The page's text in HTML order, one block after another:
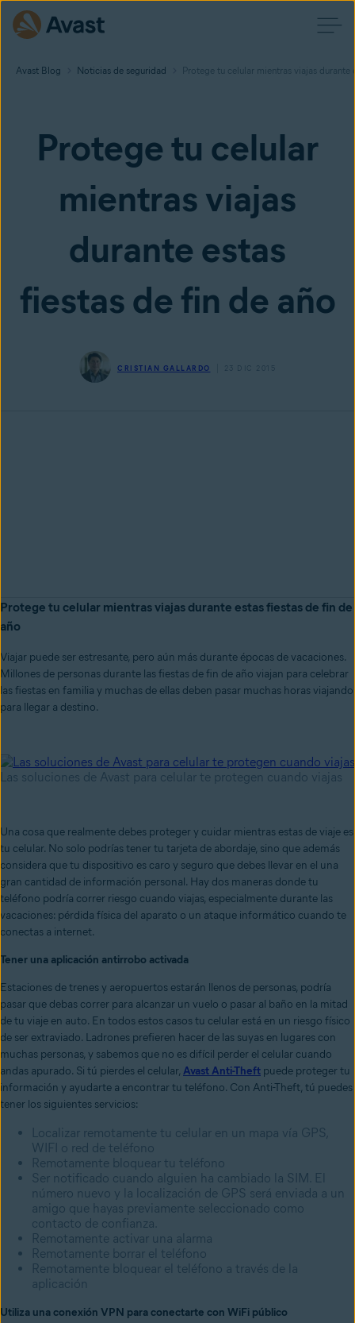
Avast Blog Noticias de seguridad Protege tu celular mientras viajas durante
Protege tu celular
mientras viajas
durante estas
fiestas de fin de año
CRISTIAN GALLARDO 23 DIC 2015
Protege tu celular mientras viajas durante estas fiestas de fin de
año
Viajar puede ser estresante, pero aún más durante épocas de vacaciones.
Millones de personas durante las fiestas de fin de año viajan para celebrar
las fiestas en familia y muchas de ellas deben pasar muchas horas viajando
para llegar a destino.
Las soluciones de Avast para celular te protegen cuando viajas
Una cosa que realmente debes proteger y cuidar mientras estas de viaje es
tu celular. No solo podrías tener tu tarjeta de abordaje, sino que además
considera que tu dispositivo es caro y seguro que debes llevar en el una
gran cantidad de información personal. Hay dos maneras donde tu
teléfono podría correr riesgo cuando viajas, especialmente durante las
vacaciones: pérdida física del aparato o un ataque informático cuando te
conectas a internet.
Tener una aplicación antirrobo activada
Estaciones de trenes y aeropuertos estarán llenos de personas, podría
pasar que debas correr para alcanzar un vuelo o pasar al baño en la mitad
de tu viaje en auto. En todos estos casos tu celular está en un riesgo físico
de ser extraviado. Ladrones prefieren hacer de las suyas en lugares con
muchas personas, y sabemos que no es difícil perder el celular cuando
andas apurado. Si tú pierdes el celular, Avast Anti-Theft puede proteger tu
información y ayudarte a encontrar tu teléfono. Con Anti-Theft, tú puedes
tener los siguientes servicios:
Localizar remotamente tu celular en un mapa vía GPS,
WIFI o red de teléfono
Remotamente bloquear tu teléfono
Ser notificado cuando alguien ha cambiado la SIM. El
número nuevo y la localización de GPS será enviada a un
amigo que hayas previamente seleccionado como
contacto de confianza.
Remotamente activar una alarma
Remotamente borrar el teléfono
Remotamente bloquear el teléfono a través de la
aplicación
Utiliza una conexión VPN para conectarte con WiFi público